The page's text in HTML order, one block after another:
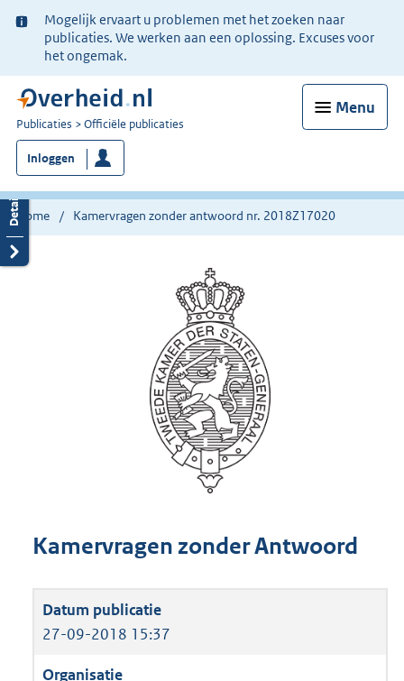
Ter
informatie:
Mogelijk ervaart u problemen met het zoeken naar
publicaties. We werken aan een oplossing. Excuses voor
het ongemak.
Menu
U
bent
nu
hier:
Publicaties Officiële publicaties
Inloggen
Home Kamervragen zonder antwoord nr. 2018Z17020
Kamervragen zonder Antwoord
27-09-2018 15:37